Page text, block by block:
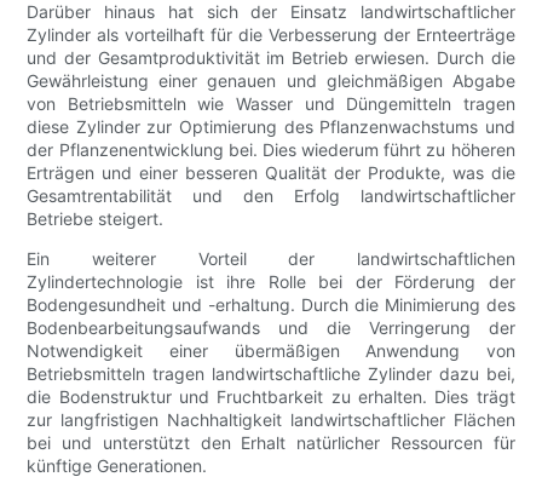
Darüber hinaus hat sich der Einsatz landwirtschaftlicher
Zylinder als vorteilhaft für die Verbesserung der Ernteerträge
und der Gesamtproduktivität im Betrieb erwiesen. Durch die
Gewährleistung einer genauen und gleichmäßigen Abgabe
von Betriebsmitteln wie Wasser und Düngemitteln tragen
diese Zylinder zur Optimierung des Pflanzenwachstums und
der Pflanzenentwicklung bei. Dies wiederum führt zu höheren
Erträgen und einer besseren Qualität der Produkte, was die
Gesamtrentabilität und den Erfolg landwirtschaftlicher
Betriebe steigert.
Ein weiterer Vorteil der landwirtschaftlichen
Zylindertechnologie ist ihre Rolle bei der Förderung der
Bodengesundheit und -erhaltung. Durch die Minimierung des
Bodenbearbeitungsaufwands und die Verringerung der
Notwendigkeit einer übermäßigen Anwendung von
Betriebsmitteln tragen landwirtschaftliche Zylinder dazu bei,
die Bodenstruktur und Fruchtbarkeit zu erhalten. Dies trägt
zur langfristigen Nachhaltigkeit landwirtschaftlicher Flächen
bei und unterstützt den Erhalt natürlicher Ressourcen für
künftige Generationen.